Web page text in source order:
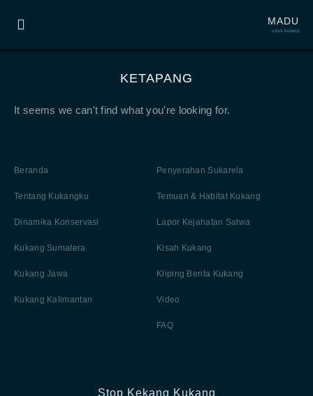
MADU
untuk Kukang
KETAPANG
It seems we can't find what you're looking for.
Stop Kekang Kukang
Beranda
Tentang Kukangku
Dinamika Konservasi
Kukang Sumatera
Kukang Jawa
Kukang Kalimantan
Penyerahan Sukarela
Temuan & Habitat Kukang
Lapor Kejahatan Satwa
Kisah Kukang
Kliping Berita Kukang
Video
FAQ